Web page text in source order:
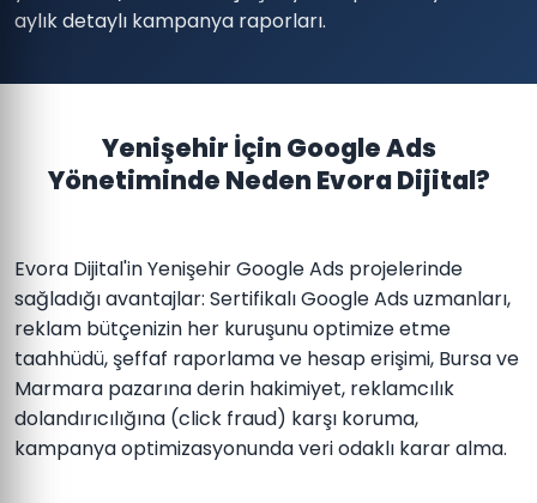
aylık detaylı kampanya raporları.
Yenişehir İçin Google Ads
Yönetiminde Neden Evora Dijital?
Evora Dijital'in Yenişehir Google Ads projelerinde
sağladığı avantajlar: Sertifikalı Google Ads uzmanları,
reklam bütçenizin her kuruşunu optimize etme
taahhüdü, şeffaf raporlama ve hesap erişimi, Bursa ve
Marmara pazarına derin hakimiyet, reklamcılık
dolandırıcılığına (click fraud) karşı koruma,
kampanya optimizasyonunda veri odaklı karar alma.